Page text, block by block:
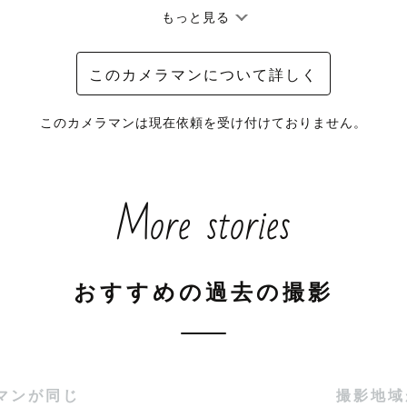
、ご依頼は下記のウェブサイトからお願いいたしま
photography.com/
もっと見る
このカメラマンについて詳しく
このカメラマンは現在依頼を受け付けておりません。
More stories
おすすめの過去の撮影
ンが同じ 撮影地